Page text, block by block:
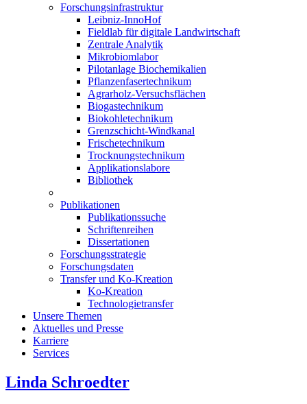
Forschungsinfrastruktur
Leibniz-InnoHof
Fieldlab für digitale Landwirtschaft
Zentrale Analytik
Mikrobiomlabor
Pilotanlage Biochemikalien
Pflanzenfasertechnikum
Agrarholz-Versuchsflächen
Biogastechnikum
Biokohletechnikum
Grenzschicht-Windkanal
Frischetechnikum
Trocknungstechnikum
Applikationslabore
Bibliothek
Publikationen
Publikationssuche
Schriftenreihen
Dissertationen
Forschungsstrategie
Forschungsdaten
Transfer und Ko-Kreation
Ko-Kreation
Technologietransfer
Unsere Themen
Aktuelles und Presse
Karriere
Services
Linda Schroedter